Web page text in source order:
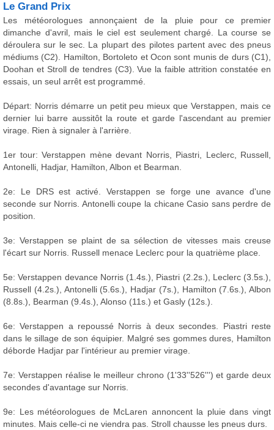
Le Grand Prix
Les météorologues annonçaient de la pluie pour ce premier
dimanche d'avril, mais le ciel est seulement chargé. La course se
déroulera sur le sec. La plupart des pilotes partent avec des pneus
médiums (C2). Hamilton, Bortoleto et Ocon sont munis de durs (C1),
Doohan et Stroll de tendres (C3). Vue la faible attrition constatée en
essais, un seul arrêt est programmé.
Départ: Norris démarre un petit peu mieux que Verstappen, mais ce
dernier lui barre aussitôt la route et garde l'ascendant au premier
virage. Rien à signaler à l'arrière.
1er tour: Verstappen mène devant Norris, Piastri, Leclerc, Russell,
Antonelli, Hadjar, Hamilton, Albon et Bearman.
2e: Le DRS est activé. Verstappen se forge une avance d'une
seconde sur Norris. Antonelli coupe la chicane Casio sans perdre de
position.
3e: Verstappen se plaint de sa sélection de vitesses mais creuse
l'écart sur Norris. Russell menace Leclerc pour la quatrième place.
5e: Verstappen devance Norris (1.4s.), Piastri (2.2s.), Leclerc (3.5s.),
Russell (4.2s.), Antonelli (5.6s.), Hadjar (7s.), Hamilton (7.6s.), Albon
(8.8s.), Bearman (9.4s.), Alonso (11s.) et Gasly (12s.).
6e: Verstappen a repoussé Norris à deux secondes. Piastri reste
dans le sillage de son équipier. Malgré ses gommes dures, Hamilton
déborde Hadjar par l'intérieur au premier virage.
7e: Verstappen réalise le meilleur chrono (1'33''526''') et garde deux
secondes d'avantage sur Norris.
9e: Les météorologues de McLaren annoncent la pluie dans vingt
minutes. Mais celle-ci ne viendra pas. Stroll chausse les pneus durs.